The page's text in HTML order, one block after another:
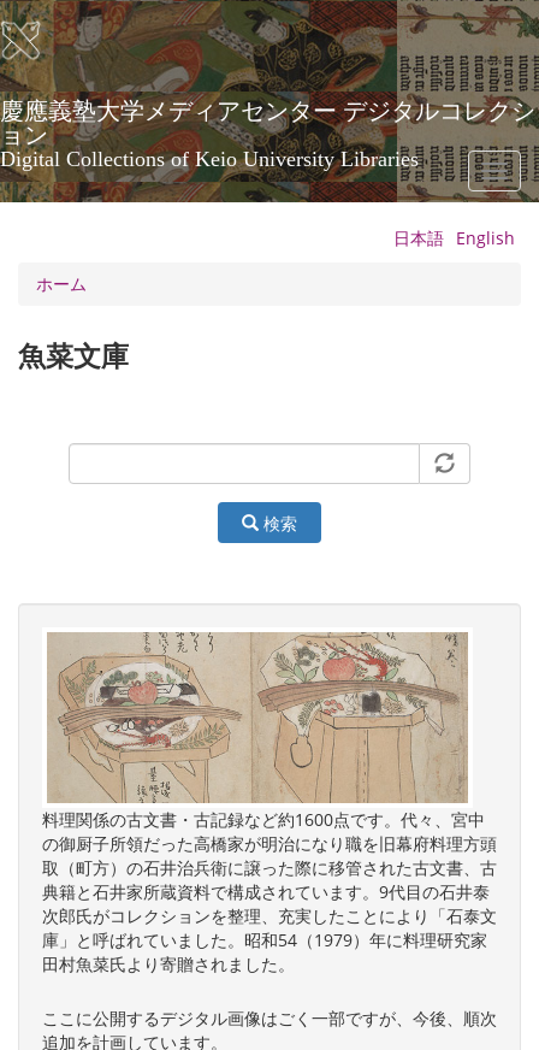
メ
イ
ン
コ
ン
テ
ン
ツ
に
慶應義塾大学メディアセンター デジタルコレクシ
ョン
Digital Collections of Keio University Libraries
Toggle
日本語 English
ホーム
魚菜文庫
検索
料理関係の古文書・古記録など約1600点です。代々、宮中
の御厨子所領だった高橋家が明治になり職を旧幕府料理方頭
取（町方）の石井治兵衛に譲った際に移管された古文書、古
典籍と石井家所蔵資料で構成されています。9代目の石井泰
次郎氏がコレクションを整理、充実したことにより「石泰文
庫」と呼ばれていました。昭和54（1979）年に料理研究家
田村魚菜氏より寄贈されました。
ここに公開するデジタル画像はごく一部ですが、今後、順次
追加を計画しています。